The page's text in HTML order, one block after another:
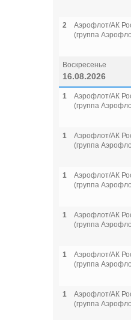
2
Аэрофлот/АК
(группа
Воскресенье
16.08.2026
1
Аэрофлот/АК
(группа
1
Аэрофлот/АК
(группа
1
Аэрофлот/АК
(группа
1
Аэрофлот/АК
(группа
1
Аэрофлот/АК
(группа
1
Аэрофлот/АК
(группа